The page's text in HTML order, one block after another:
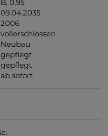
B, 0,95
09.04.2035
2006
vollerschlossen
Neubau
gepflegt
gepflegt
ab sofort